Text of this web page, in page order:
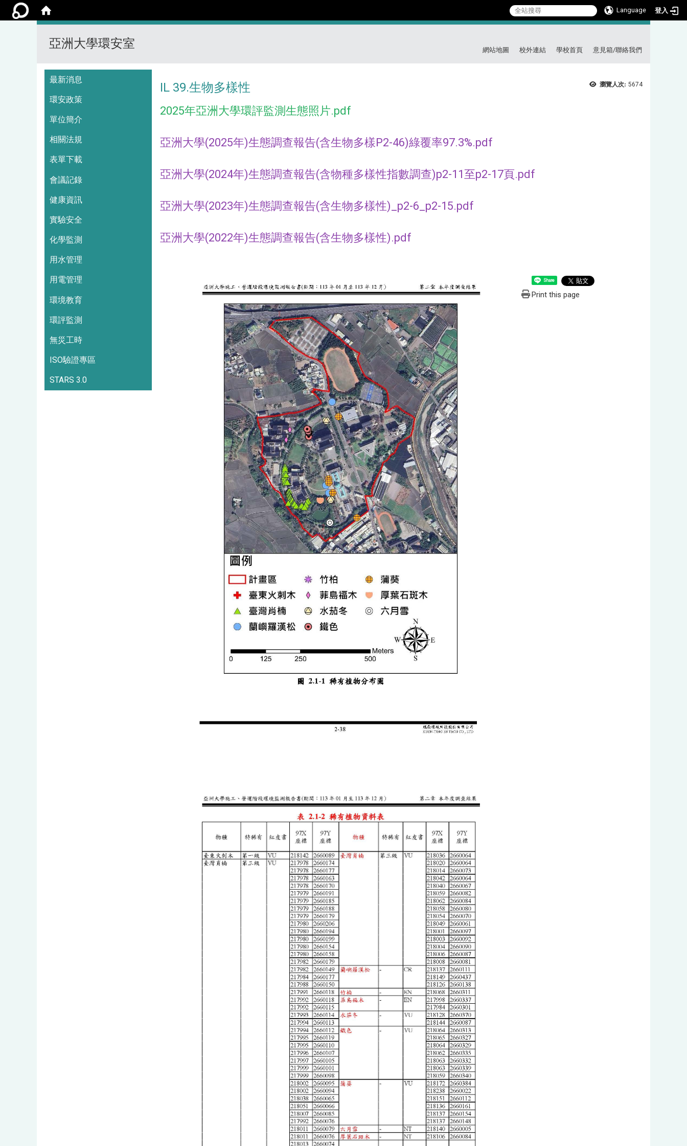
Language 登入
亞洲大學環安室
網站地圖
校外連結 學校首頁 意見箱/聯絡我們
最新消息
環安政策
單位簡介
相關法規
表單下載
會議記錄
健康資訊
實驗安全
化學監測
用水管理
用電管理
環境教育
環評監測
無災工時
ISO驗證專區
STARS 3.0
瀏覽人次: 5674
IL 39.生物多樣性
2025年亞洲大學環評監測生態照片.pdf
亞洲大學(2025年)生態調查報告(含生物多樣P2-46)綠覆率97.3%.pdf
亞洲大學(2024年)生態調查報告(含物種多樣性指數調查)p2-11至p2-17頁.pdf
亞洲大學(2023年)生態調查報告(含生物多樣性)_p2-6_p2-15.pdf
亞洲大學(2022年)生態調查報告(含生物多樣性).pdf
Share
Print this page